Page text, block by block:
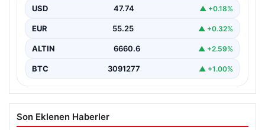
Suudi Arabistan ve Pakistan arasında imzalandığı
belirtilen Mekke Ortak…
USD 47.74 ▲ +0.18%
EUR 55.25 ▲ +0.32%
ALTIN 6660.6 ▲ +2.59%
BTC 3091277 ▲ +1.00%
Son Eklenen Haberler